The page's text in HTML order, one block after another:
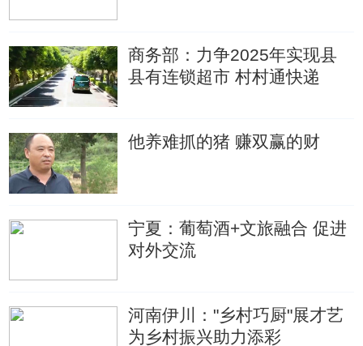
商务部：力争2025年实现县
县有连锁超市 村村通快递
他养难抓的猪 赚双赢的财
宁夏：葡萄酒+文旅融合 促进
对外交流
河南伊川："乡村巧厨"展才艺
为乡村振兴助力添彩